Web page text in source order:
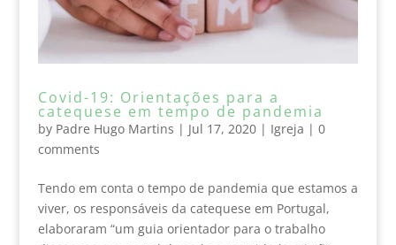
Covid-19: Orientações para a
catequese em tempo de pandemia
by Padre Hugo Martins | Jul 17, 2020| Igreja | 0
comments
Tendo em conta o tempo de pandemia que estamos a
viver, os responsáveis da catequese em Portugal,
elaboraram “um guia orientador para o trabalho